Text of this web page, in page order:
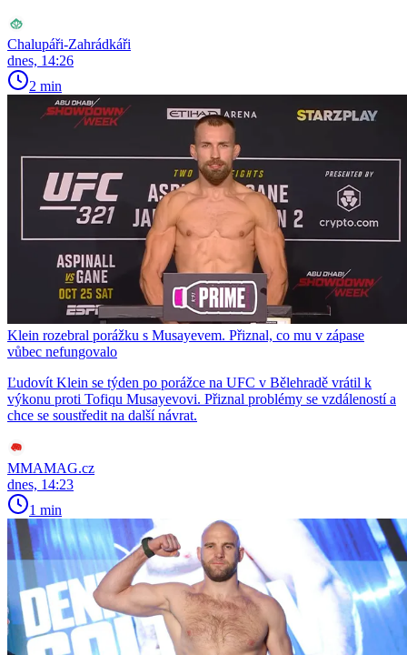
Chalupáři-Zahrádkáři
dnes, 14:26
2 min
Klein rozebral porážku s Musayevem. Přiznal, co mu v zápase
vůbec nefungovalo
Ľudovít Klein se týden po porážce na UFC v Bělehradě vrátil k
výkonu proti Tofiqu Musayevovi. Přiznal problémy se vzdáleností a
chce se soustředit na další návrat.
MMAMAG.cz
dnes, 14:23
1 min